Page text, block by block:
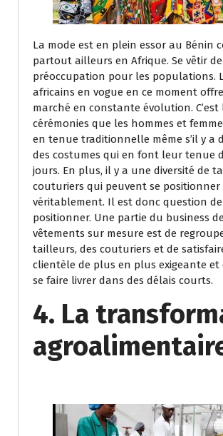
La mode est en plein essor au Bénin
partout ailleurs en Afrique. Se vêtir
préoccupation pour les populations.
africains en vogue en ce moment
marché en constante évolution. C’est
cérémonies que les hommes et
en tenue traditionnelle même s’il y a
des costumes qui en font leur tenue
jours. En plus, il y a une diversité de
couturiers qui peuvent se positionner
véritablement. Il est donc question de
positionner. Une partie du business
vêtements sur mesure est de
tailleurs, des couturiers et de
clientèle de plus en plus exigeante
se faire livrer dans des délais courts.
4. La